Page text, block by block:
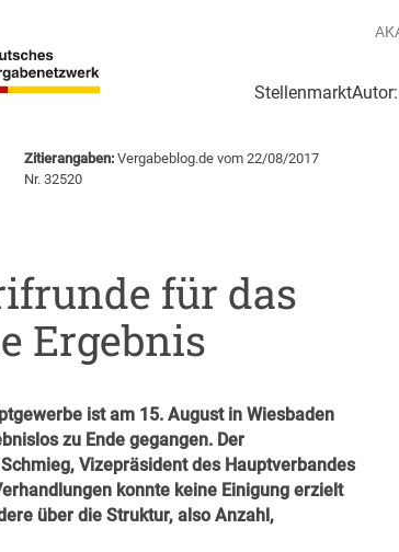
Stellenmarkt
Zitierangaben:Vergabeblog.de vom 22/08/2017
Nr. 32520
für das
Ergebnis
ist am 15. August in Wiesbaden
zu Ende gegangen. Der
Vizepräsident des Hauptverbandes
konnte keine Einigung erzielt
über die Struktur, also Anzahl,